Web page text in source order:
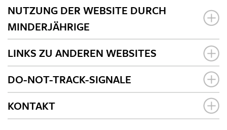
NUTZUNG DER WEBSITE DURCH
MINDERJÄHRIGE
LINKS ZU ANDEREN WEBSITES
DO-NOT-TRACK-SIGNALE
KONTAKT